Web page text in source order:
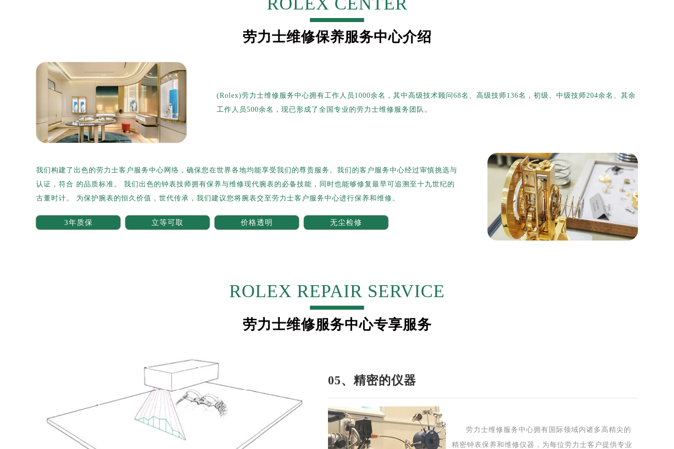
扬州市邗江区国展路29号星耀天地写字楼1号楼18层1803室（需提前预约）
盐城市盐都区世纪大道5号盐城金融城写字楼1号楼16层1604室（需提前预约）
泰州市海陵区永定东路399号置地商务中心东塔写字楼（华润万象城）17层1706室（需提前预约）
宁波市江北区大闸南路500号来福士广场办公楼20层2009室（需提前预约）
杭州市上城区钱江路1366号华润大厦写字楼A座5层503-5室（需提前预约）
金华市金东区东市南街777号金华万达广场写字楼4号楼22层2209室（需提前预约）
绍兴市越城区胜利东路379号世茂天际中心写字楼8层805室（需提前预约）
嘉兴市南湖区广益路705号嘉兴世界贸易中心写字楼A座13层1304室（需提前预约）
南昌市红谷滩新区红谷中大道998号绿地双子塔（中央广场）A1座办公楼14层07室（需提前预约）
济南市历下区经十路11111号华润中心写字楼（万象城）15层1508室（需提前预约）
广州市天河区天河路230号万菱汇国际中心写字楼A塔7层704室（需提前预约）
深圳市罗湖区深南东路5001号华润大厦写字楼17层1701室（需提前预约）
惠州市惠城区江北文昌一路7号华贸大厦写字楼1座30层05室（需提前预约）
厦门市思明区湖滨东路95号华润大厦写字楼B座11层1104室（需提前预约）
福州市鼓楼区五四路128-1号恒力城写字楼15层03室（需提前预约）
成都市锦江区人民东路6号SAC东原中心写字楼24层2406B室（需提前预约）
太原市迎泽区解放路15号亨得利名表服务中心（品牌授权店）3层整层（需提前预约）
沈阳市沈河区中街路137号亨得利名表服务中心（品牌授权店）1层整层（需提前预约）
乌鲁木齐市天山区红山路26号时代广场（CCMALL）C座17层17-B（需提前预约）
大连市中山区人民路15号国际金融大厦7层G室（需提前预约）
佛山市禅城区季华五路57号万科金融中心C座12层1205室（需提前预约）
东莞市东城街道鸿福东路1号民盈国贸中心T1写字楼9层907室（需提前预约）
无锡市梁溪区人民中路139号恒隆广场写字楼1座11层1104室（需提前预约）
南通市崇川区工农路57号圆融广场写字楼16层1603室（需提前预约）
苏州市苏州工业园区星港街199号苏州中心办公楼C座22层08室（需提前预约）
劳力士维修保养服务中心介绍
(Rolex)劳力士维修服务中心拥有工作人员1000余名，其中高级技术顾问68名、高级技师136名，初级、中级技师204余名、其余
工作人员500余名，现已形成了全国专业的劳力士维修服务团队。
我们构建了出色的劳力士客户服务中心网络，确保您在世界各地均能享受我们的尊贵服务。我们的客户服务中心经过审慎挑选与
认证，符合 的品质标准。 我们出色的钟表技师拥有保养与维修现代腕表的必备技能，同时也能够修复最早可追溯至十九世纪的
古董时计。 为保护腕表的恒久价值，世代传承，我们建议您将腕表交至劳力士客户服务中心进行保养和维修。
3年质保 立等可取 价格透明 无尘检修
ROLEX REPAIR SERVICE
劳力士维修服务中心专享服务
05、精密的仪器
劳力士维修服务中心拥有国际领域内诸多高精尖的
精密钟表保养和维修仪器，为每位劳力士客户提供专业